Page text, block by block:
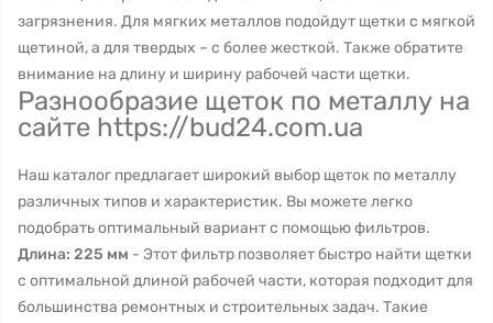
загрязнения. Для мягких металлов подойдут щетки с мягкой
щетиной, а для твердых – с более жесткой. Также обратите
внимание на длину и ширину рабочей части щетки.
Разнообразие щеток по металлу на
сайте https://bud24.com.ua
Наш каталог предлагает широкий выбор щеток по металлу
различных типов и характеристик. Вы можете легко
подобрать оптимальный вариант с помощью фильтров.
Длина: 225 мм - Этот фильтр позволяет быстро найти щетки
с оптимальной длиной рабочей части, которая подходит для
большинства ремонтных и строительных задач. Такие